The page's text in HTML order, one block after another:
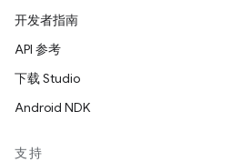
开发者指南
API 参考
下载 Studio
Android NDK
支持